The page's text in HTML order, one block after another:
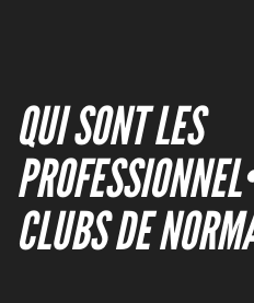
QUI SONT LES
CLUBS DE